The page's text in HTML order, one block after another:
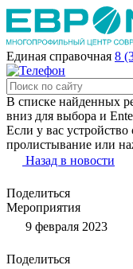
Единая справочная 8
В списке найденных
вниз для выбора и
Если у вас
пролистывание или
Назад в новости
Поделиться
Мероприятия
9 февраля 2023
Поделиться